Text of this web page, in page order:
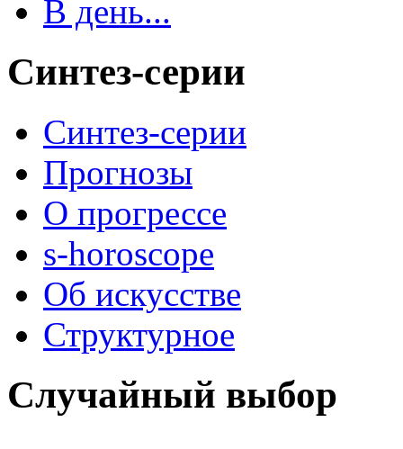
В день...
Синтез-серии
Синтез-серии
Прогнозы
О прогрессе
s-horoscope
Об искусстве
Структурное
Случайный выбор